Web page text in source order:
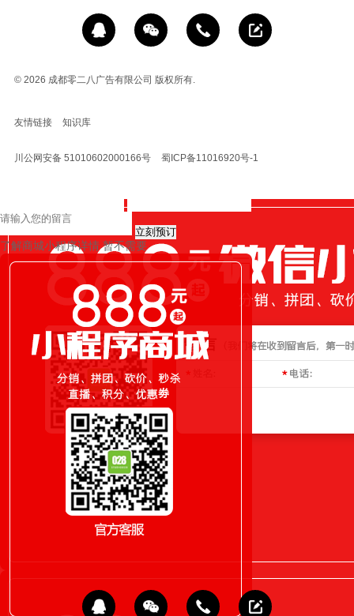
© 2026 成都零二八广告有限公司 版权所有.
友情链接 知识库
川公网安备 51010602000166号 蜀ICP备11016920号-1
立刻预订
了解商城小程序详情 暂不需要